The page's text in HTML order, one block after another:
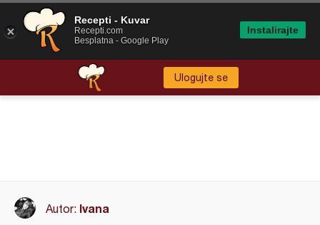
Ulogujte se
Autor: Ivana
Recepti - Kuvar
Recepti.com
Besplatna - Google Play
Instalirajte